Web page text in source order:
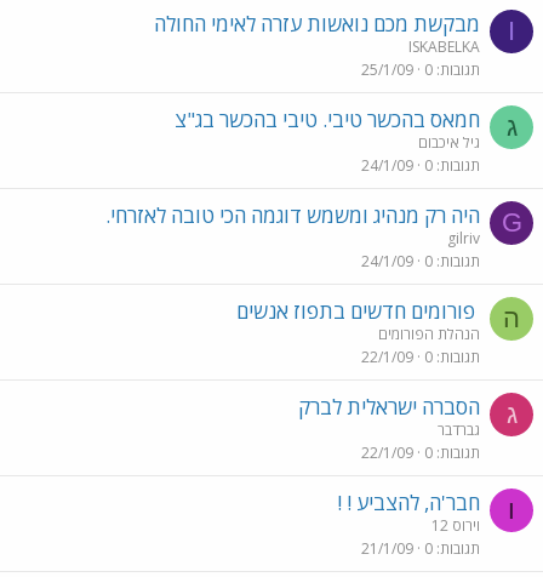
I מבקשת מכם נואשות עזרה לאימי החולה
ISKABELKA
תגובות 0
25/1/09
ג חמאס בהכשר טיבי. טיבי בהכשר בג"צ
גיל איכבום
תגובות 0
24/1/09
G היה רק מנהיג ומשמש דוגמה הכי טובה לאזרחי.
gilriv
תגובות 0
24/1/09
ה פורומים חדשים בתפוז אנשים
הנהלת הפורומים
תגובות 0
22/1/09
ג הסברה ישראלית לברק
גברדבר
תגובות 0
22/1/09
ו חבר'ה, להצביע ! !
וירוס 12
תגובות 0
21/1/09